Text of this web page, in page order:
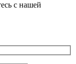
с нашей